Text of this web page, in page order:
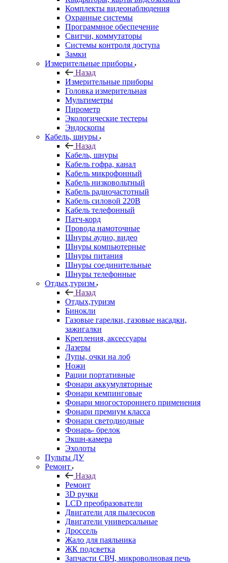
Комплекты видеонаблюдения
Охранные системы
Программное обеспечение
Свитчи, коммутаторы
Системы контроля доступа
Замки
Измерительные приборы
Назад
Измерительные приборы
Головка измерительная
Мультиметры
Пирометр
Экологические тестеры
Эндоскопы
Кабель, шнуры
Назад
Кабель, шнуры
Кабель гофра, канал
Кабель микрофонный
Кабель низковольтный
Кабель радиочастотный
Кабель силовой 220В
Кабель телефонный
Патч-корд
Провода намоточные
Шнуры аудио, видео
Шнуры компьютерные
Шнуры питания
Шнуры соединительные
Шнуры телефонные
Отдых,туризм
Назад
Отдых,туризм
Бинокли
Газовые гарелки, газовые насадки,
зажигалки
Крепления, аксессуары
Лазеры
Лупы, очки на лоб
Ножи
Рации портативные
Фонари аккумуляторные
Фонари кемпинговые
Фонари многостороннего применения
Фонари премиум класса
Фонари светодиодные
Фонарь- брелок
Экшн-камера
Эхолоты
Пульты ДУ
Ремонт
Назад
Ремонт
3D ручки
LCD преобразователи
Двигатели для пылесосов
Двигатели универсальные
Дроссель
Жало для паяльника
ЖК подсветка
Запчасти СВЧ, микроволновая печь